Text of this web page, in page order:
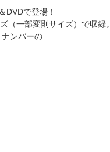
DVDで登場！
（一部変則サイズ）で収録。
ンバーの